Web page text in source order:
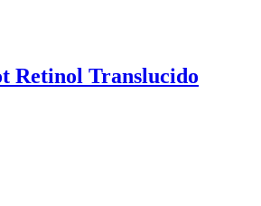
Retinol Translucido